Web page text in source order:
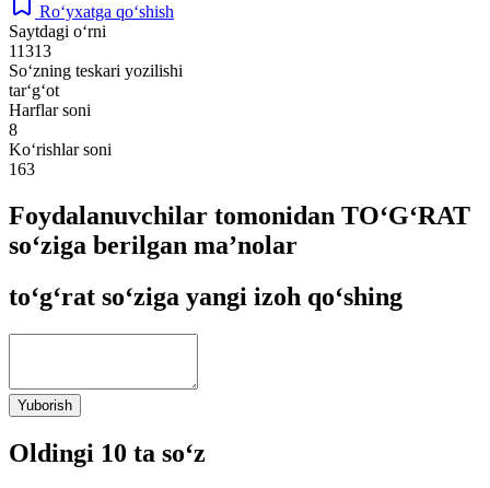
Ro‘yxatga qo‘shish
Saytdagi o‘rni
11313
So‘zning teskari yozilishi
tar‘g‘ot
Harflar soni
8
Ko‘rishlar soni
163
Foydalanuvchilar tomonidan TO‘G‘RAT
so‘ziga berilgan ma’nolar
to‘g‘rat so‘ziga yangi izoh qo‘shing
Yuborish
Oldingi 10 ta so‘z